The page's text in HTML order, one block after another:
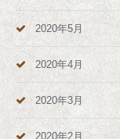
2020年5月
2020年4月
2020年3月
2020年2月